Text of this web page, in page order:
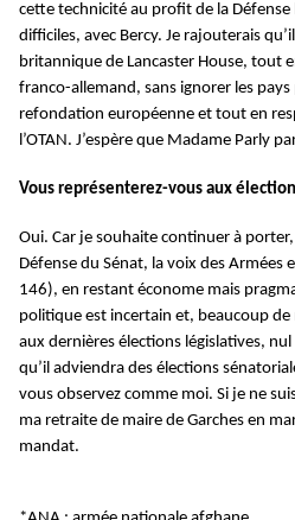
cette technicité au profit de la
difficiles, avec Bercy. Je rajouterais
britannique de Lancaster House, tout
franco-allemand, sans ignorer les
refondation européenne et tout en
l’OTAN. J’espère que Madame Parly
Vous représenterez-vous aux
Oui. Car je souhaite continuer à
Défense du Sénat, la voix des Armées
146), en restant économe mais
politique est incertain et, beaucoup
aux dernières élections législatives,
qu’il adviendra des élections
vous observez comme moi. Si je ne
ma retraite de maire de Garches en
mandat.